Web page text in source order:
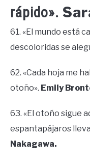
rápido».
61. «El mundo está
descoloridas se
62. «Cada hoja me
otoño». Emily
63. «El otoño sigue
espantapájaros
Nakagawa.